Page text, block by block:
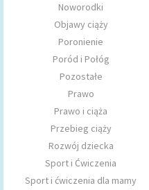
Noworodki
Objawy ciąży
Poronienie
Poród i Połóg
Pozostałe
Prawo
Prawo i ciąża
Przebieg ciąży
Rozwój dziecka
Sport i Ćwiczenia
Sport i ćwiczenia dla mamy